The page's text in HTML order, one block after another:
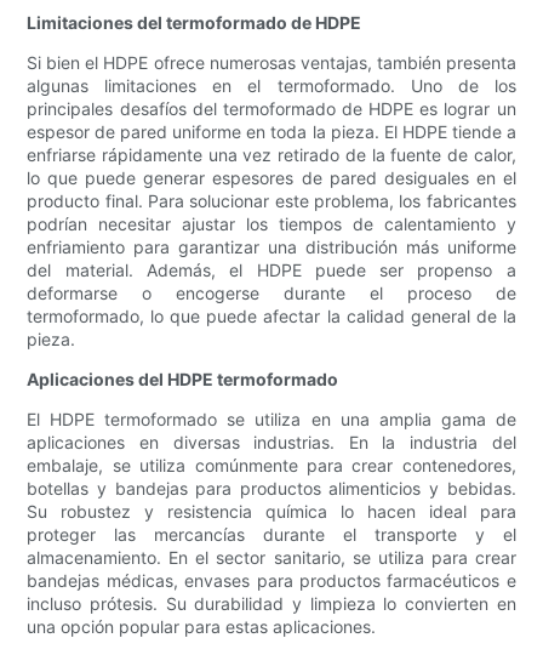
Limitaciones del termoformado de HDPE
Si bien el HDPE ofrece numerosas ventajas, también presenta
algunas limitaciones en el termoformado. Uno de los
principales desafíos del termoformado de HDPE es lograr un
espesor de pared uniforme en toda la pieza. El HDPE tiende a
enfriarse rápidamente una vez retirado de la fuente de calor,
lo que puede generar espesores de pared desiguales en el
producto final. Para solucionar este problema, los fabricantes
podrían necesitar ajustar los tiempos de calentamiento y
enfriamiento para garantizar una distribución más uniforme
del material. Además, el HDPE puede ser propenso a
deformarse o encogerse durante el proceso de
termoformado, lo que puede afectar la calidad general de la
pieza.
Aplicaciones del HDPE termoformado
El HDPE termoformado se utiliza en una amplia gama de
aplicaciones en diversas industrias. En la industria del
embalaje, se utiliza comúnmente para crear contenedores,
botellas y bandejas para productos alimenticios y bebidas.
Su robustez y resistencia química lo hacen ideal para
proteger las mercancías durante el transporte y el
almacenamiento. En el sector sanitario, se utiliza para crear
bandejas médicas, envases para productos farmacéuticos e
incluso prótesis. Su durabilidad y limpieza lo convierten en
una opción popular para estas aplicaciones.